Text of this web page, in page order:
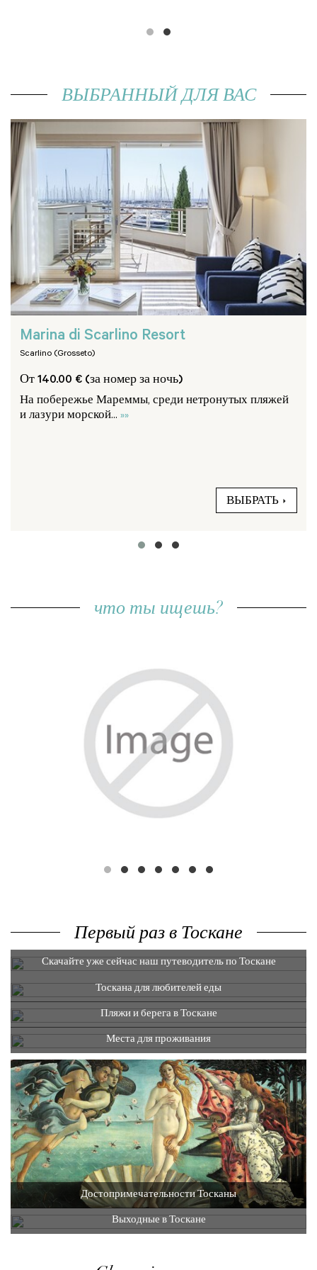
ВЫБРАННЫЙ ДЛЯ ВАС
Marina di Scarlino Resort
Scarlino (Grosseto)
От 140.00 € (за номер за ночь)
На побережье Мареммы, среди нетронутых пляжей
и лазури морской... »»
ВЫБРАТЬ
что ты ищешь?
Первый раз в Тоскане
Скачайте уже сейчас наш путеводитель по Тоскане
Тоскана для любителей еды
Пляжи и берега в Тоскане
Места для проживания
Достопримечательности Тосканы
Выходные в Тоскане